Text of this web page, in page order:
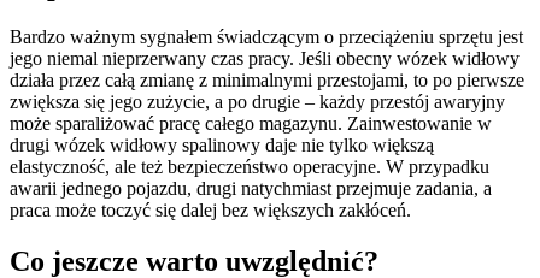
Bardzo ważnym sygnałem świadczącym o przeciążeniu sprzętu jest
jego niemal nieprzerwany czas pracy. Jeśli obecny wózek widłowy
działa przez całą zmianę z minimalnymi przestojami, to po pierwsze
zwiększa się jego zużycie, a po drugie – każdy przestój awaryjny
może sparaliżować pracę całego magazynu. Zainwestowanie w
drugi wózek widłowy spalinowy daje nie tylko większą
elastyczność, ale też bezpieczeństwo operacyjne. W przypadku
awarii jednego pojazdu, drugi natychmiast przejmuje zadania, a
praca może toczyć się dalej bez większych zakłóceń.
Co jeszcze warto uwzględnić?